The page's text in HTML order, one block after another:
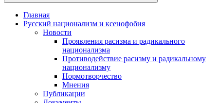
Главная
Русский национализм и ксенофобия
Новости
Проявления расизма и радикального
национализма
Противодействие расизму и радикальному
национализму
Нормотворчество
Мнения
Публикации